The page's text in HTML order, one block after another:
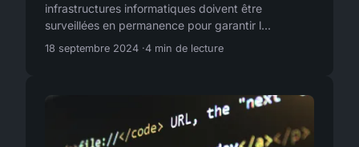
infrastructures informatiques doivent être
surveillées en permanence pour garantir l...
18 septembre 2024 4 min de lecture